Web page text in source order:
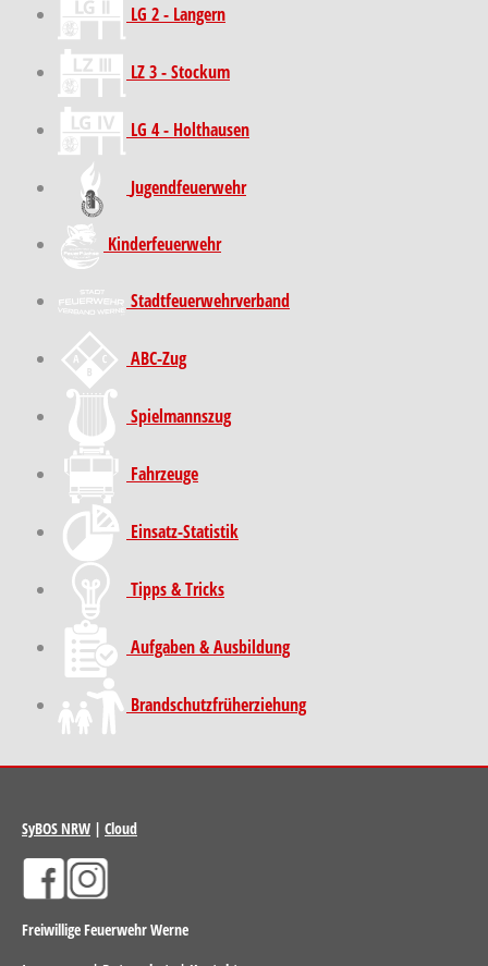
LG 2 - Langern
LZ 3 - Stockum
LG 4 - Holthausen
Jugendfeuerwehr
Kinder­feuer­wehr
Stadt­feuer­wehr­verband
ABC-Zug
Spielmannszug
Fahrzeuge
Einsatz-Statistik
Tipps & Tricks
Aufgaben & Ausbildung
Brand­schutz­früh­erziehung
SyBOS NRW | Cloud
Freiwillige Feuerwehr Werne